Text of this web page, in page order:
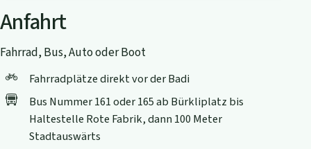
Anfahrt
Fahrrad, Bus, Auto oder Boot
Fahrradplätze direkt vor der Badi
Bus Nummer 161 oder 165 ab Bürkliplatz bis
Haltestelle Rote Fabrik, dann 100 Meter
Stadtauswärts